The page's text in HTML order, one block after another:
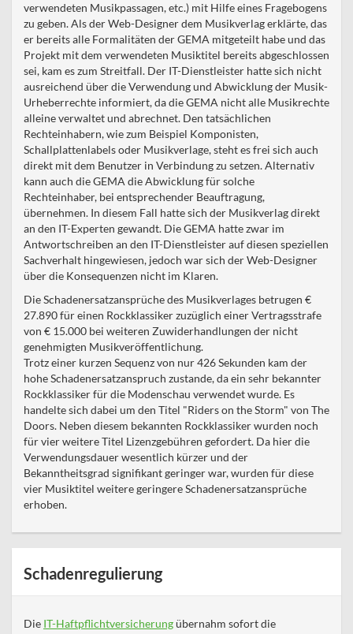
verwendeten Musikpassagen, etc.) mit Hilfe eines Fragebogens
zu geben. Als der Web-Designer dem Musikverlag erklärte, das
er bereits alle Formalitäten der GEMA mitgeteilt habe und das
Projekt mit dem verwendeten Musiktitel bereits abgeschlossen
sei, kam es zum Streitfall. Der IT-Dienstleister hatte sich nicht
ausreichend über die Verwendung und Abwicklung der Musik-
Urheberrechte informiert, da die GEMA nicht alle Musikrechte
alleine verwaltet und abrechnet. Den tatsächlichen
Rechteinhabern, wie zum Beispiel Komponisten,
Schallplattenlabels oder Musikverlage, steht es frei sich auch
direkt mit dem Benutzer in Verbindung zu setzen. Alternativ
kann auch die GEMA die Abwicklung für solche
Rechteinhaber, bei entsprechender Beauftragung,
übernehmen. In diesem Fall hatte sich der Musikverlag direkt
an den IT-Experten gewandt. Die GEMA hatte zwar im
Antwortschreiben an den IT-Dienstleister auf diesen speziellen
Sachverhalt hingewiesen, jedoch war sich der Web-Designer
über die Konsequenzen nicht im Klaren.
Die Schadenersatzansprüche des Musikverlages betrugen €
27.890 für einen Rockklassiker zuzüglich einer Vertragsstrafe
von € 15.000 bei weiteren Zuwiderhandlungen der nicht
genehmigten Musikveröffentlichung.
Trotz einer kurzen Sequenz von nur 426 Sekunden kam der
hohe Schadenersatzanspruch zustande, da ein sehr bekannter
Rockklassiker für die Modenschau verwendet wurde. Es
handelte sich dabei um den Titel "Riders on the Storm" von The
Doors. Neben diesem bekannten Rockklassiker wurden noch
für vier weitere Titel Lizenzgebühren gefordert. Da hier die
Verwendungsdauer wesentlich kürzer und der
Bekanntheitsgrad signifikant geringer war, wurden für diese
vier Musiktitel weitere geringere Schadenersatzansprüche
erhoben.
Schadenregulierung
Die IT-Haftpflichtversicherungübernahm sofort die